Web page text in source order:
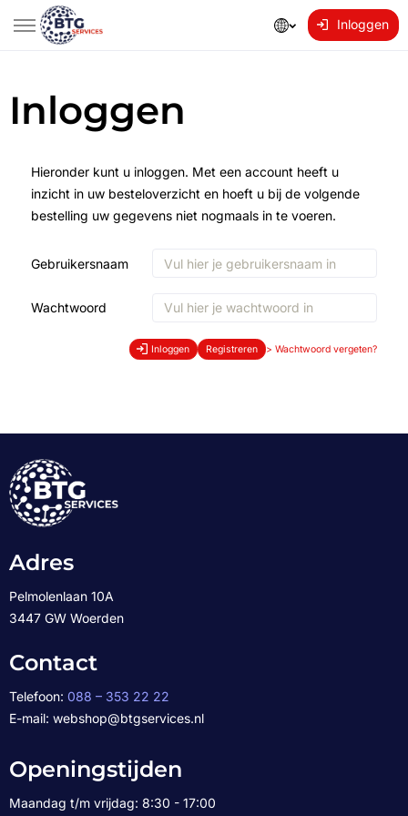
Inloggen
Inloggen
Hieronder kunt u inloggen. Met een account heeft u
inzicht in uw besteloverzicht en hoeft u bij de volgende
bestelling uw gegevens niet nogmaals in te voeren.
Gebruikersnaam
Wachtwoord
Inloggen Registreren > Wachtwoord vergeten?
Adres
Pelmolenlaan 10A
3447 GW Woerden
Contact
Telefoon: 088 – 353 22 22
E-mail: webshop@btgservices.nl
Openingstijden
Maandag t/m vrijdag: 8:30 - 17:00